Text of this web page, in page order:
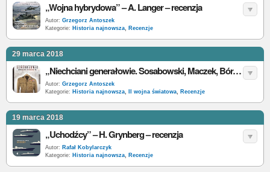
„Wojna hybrydowa” – A. Langer – recenzja
Autor: Grzegorz Antoszek
Kategorie: Historia najnowsza, Recenzje
29 marca 2018
„Niechciani generałowie. Sosabowski, Maczek, Bór-Komorowski i inni. Powojenne losy polskich oficerów” – S. Nowak – recenzja
Autor: Grzegorz Antoszek
Kategorie: Historia najnowsza, II wojna światowa, Recenzje
19 marca 2018
„Uchodźcy” – H. Grynberg – recenzja
Autor: Rafał Kobylarczyk
Kategorie: Historia najnowsza, Recenzje